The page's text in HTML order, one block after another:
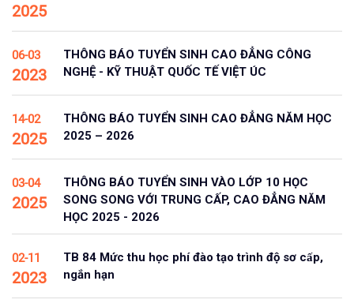
2025
06-03
2023
THÔNG BÁO TUYỂN SINH CAO ĐẲNG CÔNG
NGHỆ - KỸ THUẬT QUỐC TẾ VIỆT ÚC
14-02
2025
THÔNG BÁO TUYỂN SINH CAO ĐẲNG NĂM HỌC
2025 – 2026
03-04
2025
THÔNG BÁO TUYỂN SINH VÀO LỚP 10 HỌC
SONG SONG VỚI TRUNG CẤP, CAO ĐẲNG NĂM
HỌC 2025 - 2026
02-11
2023
TB 84 Mức thu học phí đào tạo trình độ sơ cấp,
ngắn hạn